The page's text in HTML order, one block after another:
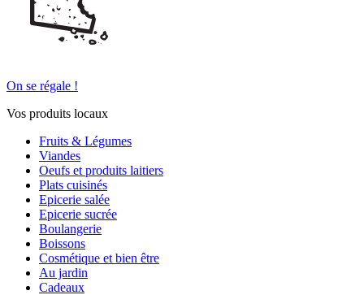
On se régale !
Vos produits locaux
Fruits & Légumes
Viandes
Oeufs et produits laitiers
Plats cuisinés
Epicerie salée
Epicerie sucrée
Boulangerie
Boissons
Cosmétique et bien être
Au jardin
Cadeaux